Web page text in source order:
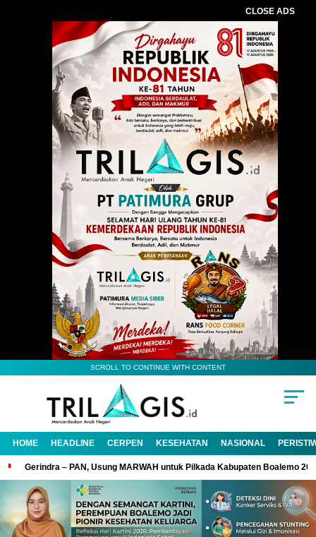
CLOSE ADS
SCROLL TO CONTINUE WITH CONTENT
HOME HEADLINE CERPEN KESEHATAN NASIONAL
Gerindra – PAN, Usung MARWAH untuk Pilkada Kabupaten Boalemo